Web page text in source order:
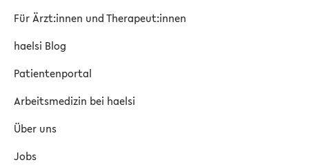
Für Ärzt:innen und Therapeut:innen
haelsi Blog
Patientenportal
Arbeitsmedizin bei haelsi
Über uns
Jobs